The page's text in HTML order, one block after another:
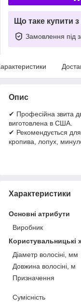
Що таке купити
Замовлення під
Опис
✔ Професійна звита
виготовлена в США.
✔ Рекомендується для
кропива, лопух,
Характеристики
Основні атрибути
Виробник
Користувальницькі
Діаметр волосіні, мм
Довжина волосіні, м
Призначення
Сумісність